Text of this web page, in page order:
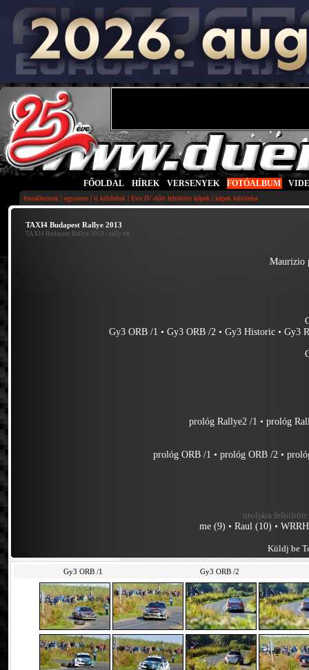
FŐOLDAL HÍREK VERSENYEK FOTÓALBUM
fotoalbumok | egysoros | ti küldtétek | Evo IV előtt feltöltött képek | képek feltöltése
TAXI4 Budapest Rallye 2013
TAXI4 Budapest Rallye 2013 • rally ob
Maurizio
Gy3 ORB /1 •Gy3 ORB /2 •Gy3 Historic •Gy3
prológ Rallye2 /1 •prológ
prológ ORB /1 •prológ ORB /2 •
utoljára
me (9) •Raul (10) •
Küldj be
Gy3 ORB /1 Gy3 ORB /2